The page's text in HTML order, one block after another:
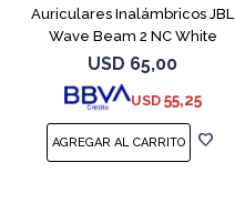
Auriculares Inalámbricos JBL
Wave Beam 2 NC White
USD 65,00
USD 55,25